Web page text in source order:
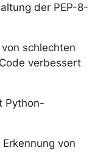
der PEP-8-
schlechten
verbessert
Python-
von